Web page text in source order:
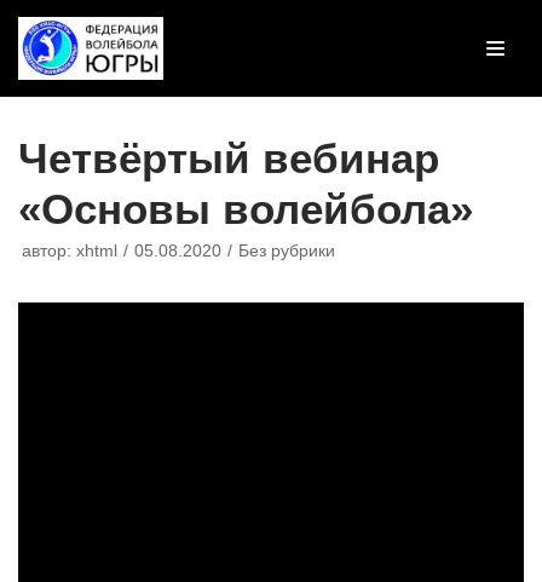
Перейти
к
Четвёртый вебинар
«Основы волейбола»
автор: xhtml 05.08.2020 Без рубрики